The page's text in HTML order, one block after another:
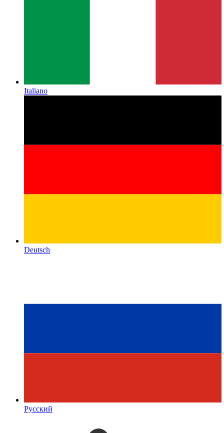
Italiano
Deutsch
Русский